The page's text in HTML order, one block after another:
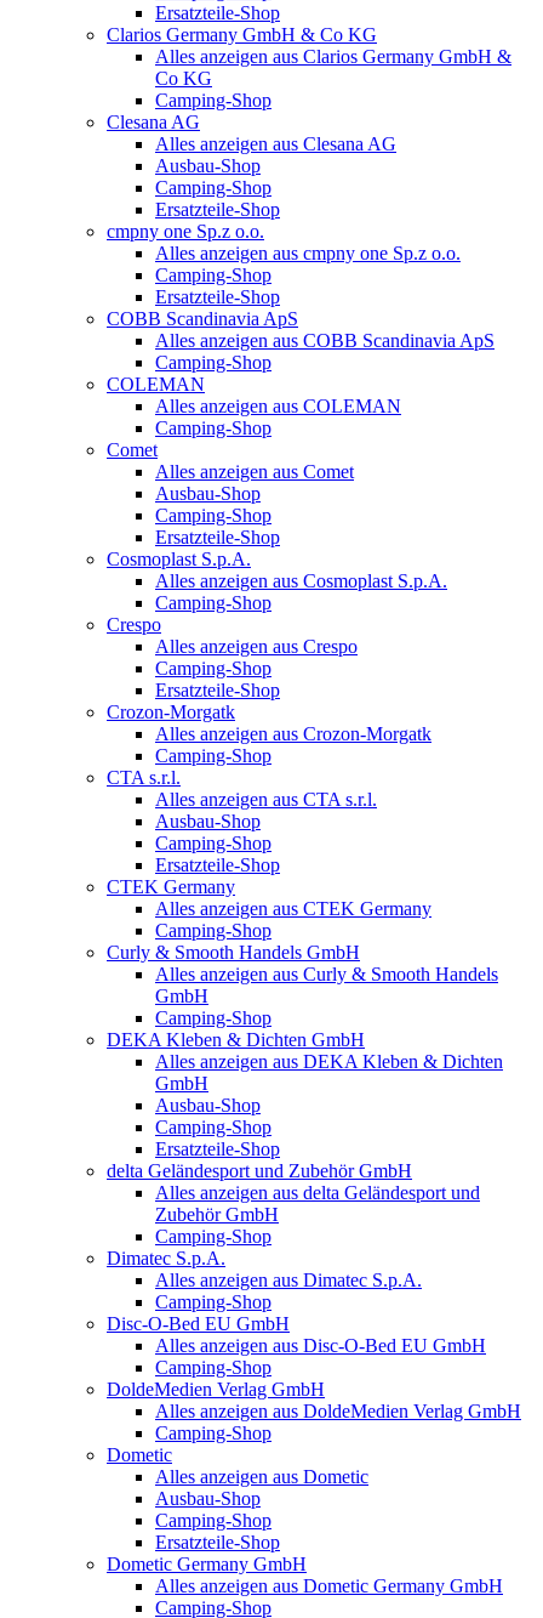
Ersatzteile-Shop
Clarios Germany GmbH & Co KG
Alles anzeigen aus Clarios Germany GmbH &
Co KG
Camping-Shop
Clesana AG
Alles anzeigen aus Clesana AG
Ausbau-Shop
Camping-Shop
Ersatzteile-Shop
cmpny one Sp.z o.o.
Alles anzeigen aus cmpny one Sp.z o.o.
Camping-Shop
Ersatzteile-Shop
COBB Scandinavia ApS
Alles anzeigen aus COBB Scandinavia ApS
Camping-Shop
COLEMAN
Alles anzeigen aus COLEMAN
Camping-Shop
Comet
Alles anzeigen aus Comet
Ausbau-Shop
Camping-Shop
Ersatzteile-Shop
Cosmoplast S.p.A.
Alles anzeigen aus Cosmoplast S.p.A.
Camping-Shop
Crespo
Alles anzeigen aus Crespo
Camping-Shop
Ersatzteile-Shop
Crozon-Morgatk
Alles anzeigen aus Crozon-Morgatk
Camping-Shop
CTA s.r.l.
Alles anzeigen aus CTA s.r.l.
Ausbau-Shop
Camping-Shop
Ersatzteile-Shop
CTEK Germany
Alles anzeigen aus CTEK Germany
Camping-Shop
Curly & Smooth Handels GmbH
Alles anzeigen aus Curly & Smooth Handels
GmbH
Camping-Shop
DEKA Kleben & Dichten GmbH
Alles anzeigen aus DEKA Kleben & Dichten
GmbH
Ausbau-Shop
Camping-Shop
Ersatzteile-Shop
delta Geländesport und Zubehör GmbH
Alles anzeigen aus delta Geländesport und
Zubehör GmbH
Camping-Shop
Dimatec S.p.A.
Alles anzeigen aus Dimatec S.p.A.
Camping-Shop
Disc-O-Bed EU GmbH
Alles anzeigen aus Disc-O-Bed EU GmbH
Camping-Shop
DoldeMedien Verlag GmbH
Alles anzeigen aus DoldeMedien Verlag GmbH
Camping-Shop
Dometic
Alles anzeigen aus Dometic
Ausbau-Shop
Camping-Shop
Ersatzteile-Shop
Dometic Germany GmbH
Alles anzeigen aus Dometic Germany GmbH
Camping-Shop